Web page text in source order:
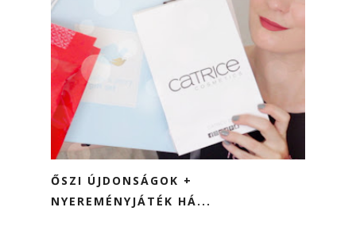
ŐSZI ÚJDONSÁGOK +
NYEREMÉNYJÁTÉK HÁ...